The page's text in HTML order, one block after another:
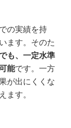
の実績を持
ます。そのた
も、一定水準
能です。一方
が出にくくな
ます。